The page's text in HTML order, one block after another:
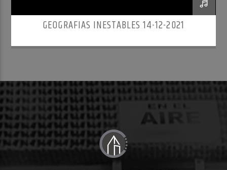
GEOGRAFIAS INESTABLES 14-12-2021